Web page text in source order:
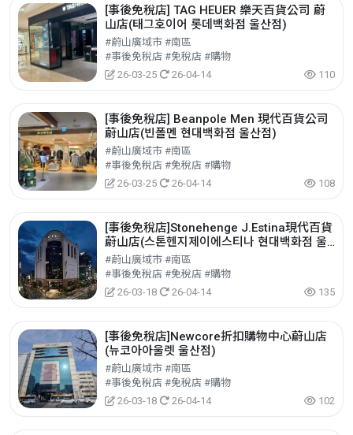
[事後免稅店] TAG HEUER 樂天百貨公司 蔚
山店(태그호이어 롯데백화점 울산점)
#蔚山廣域市 #南區
#事後免稅店 #免稅店 #購物
26-03-25
26-04-14 110
[事後免稅店] Beanpole Men 現代百貨公司
蔚山店(빈폴멘 현대백화점 울산점)
#蔚山廣域市 #南區
#事後免稅店 #免稅店 #購物
26-03-25
26-04-14 108
[事後免稅店]Stonehenge J.Estina現代百貨
蔚山店(스톤헨지제이에스티나 현대백화점 울
산점)
#蔚山廣域市 #南區
#事後免稅店 #免稅店 #購物
26-03-18
26-04-14 135
[事後免稅店]Newcore折扣購物中心蔚山店
(뉴코아아울렛 울산점)
#蔚山廣域市 #南區
#事後免稅店 #免稅店 #購物
26-03-18
26-04-14 102